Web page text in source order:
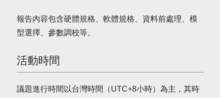
報告內容包含硬體規格、軟體規格、資料前處理、模
型選擇、參數調校等。
活動時間
議題進行時間以台灣時間（UTC+8小時）為主，其時